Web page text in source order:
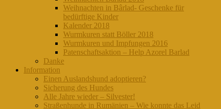
Weihnachten in Bârlad- Geschenke für
bedürftige Kinder
Kalender 2018
Wurmkuren statt Böller 2018
Wurmkuren und Impfungen 2016
Patenschaftsaktion – Help Azorel Barlad
Danke
Information
Einen Auslandshund adoptieren?
Sicherung des Hundes
Alle Jahre wieder – Silvester!
Straßenhunde in Rumänien – Wie konnte das Leid